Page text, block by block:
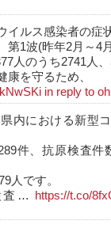
ルス感染者の症
第1波(昨年2月～4
人のうち2741人
康を守るため、
in reply to
内における新型
件、抗原検査件
人です。
査…
https://t.co/